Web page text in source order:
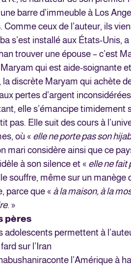
barre d’immeuble à Los
Comme ceux de l’auteur, ils
s’est installé aux États-Unis,
trouver une épouse – c’est
qui est aide-soignante
discrète Maryam qui achète
pertes d’argent
elle s’émancipe timidement
pas. Elle suit des cours à
où « elle ne porte pas son
mari considère ainsi que ce
à son silence et « elle ne fait
souffre, même sur un manège
parce que « à la maison, à la
. »
pères
adolescents permettent à
sur l’Iran
raconte l’Amérique à